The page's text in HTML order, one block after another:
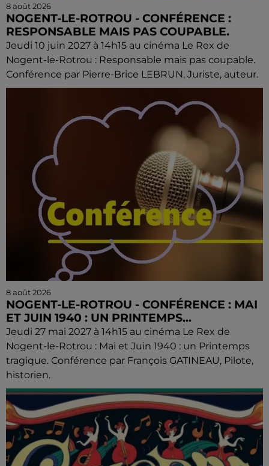
8 août 2026
NOGENT-LE-ROTROU - CONFÉRENCE :
RESPONSABLE MAIS PAS COUPABLE.
Jeudi 10 juin 2027 à 14h15 au cinéma Le Rex de
Nogent-le-Rotrou : Responsable mais pas coupable.
Conférence par Pierre-Brice LEBRUN, Juriste, auteur.
8 août 2026
NOGENT-LE-ROTROU - CONFÉRENCE : MAI
ET JUIN 1940 : UN PRINTEMPS...
Jeudi 27 mai 2027 à 14h15 au cinéma Le Rex de
Nogent-le-Rotrou : Mai et Juin 1940 : un Printemps
tragique. Conférence par François GATINEAU, Pilote,
historien.